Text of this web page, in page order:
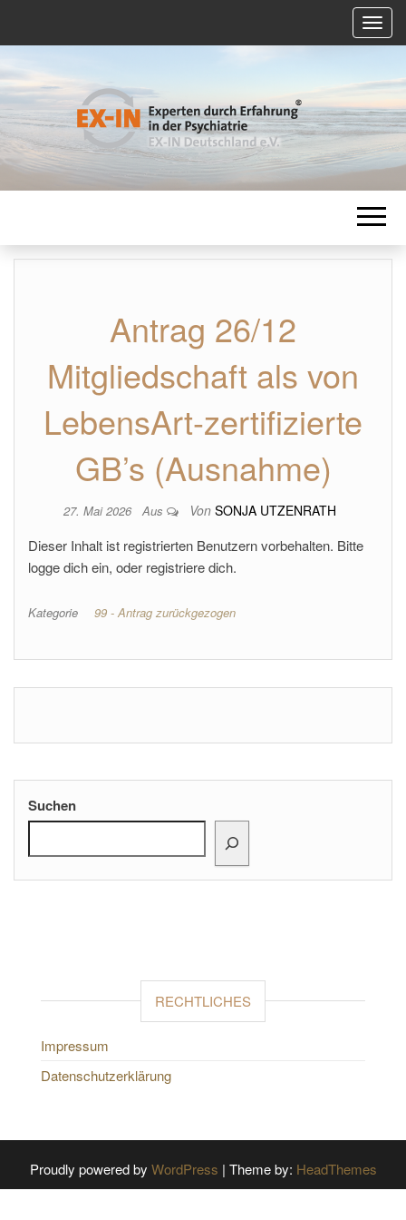
T
o
l
n
a
a
t
i
EX-IN
INTERN
Antrag 26/12
Mitgliedschaft als von
LebensArt-zertifizierte
GB’s (Ausnahme)
27. Mai 2026 Aus Von SONJA UTZENRATH
Dieser Inhalt ist registrierten Benutzern vorbehalten. Bitte
logge dich ein, oder registriere dich.
Kategorie 99 - Antrag zurückgezogen
Suchen
RECHTLICHES
Impressum
Datenschutzerklärung
Proudly powered by WordPress | Theme by: HeadThemes